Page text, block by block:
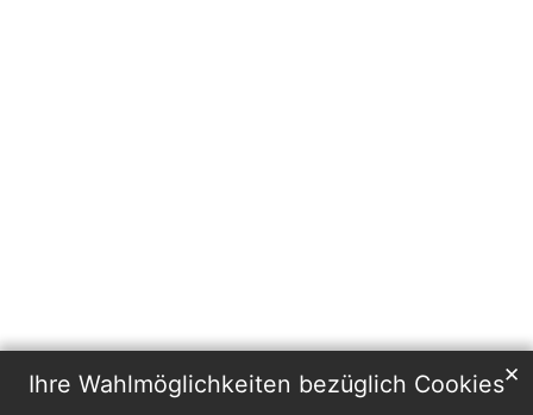
Ihre Wahlmöglichkeiten bezüglich Cookies✕